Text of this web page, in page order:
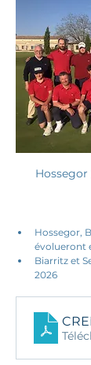
Hossegor,
évolueront
Biarritz et
2026